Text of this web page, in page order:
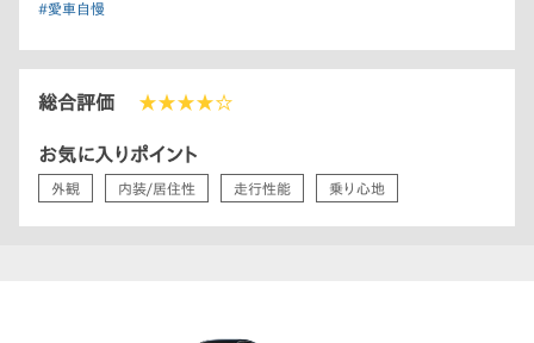
#愛車自慢
総合評価 ★★★★☆
お気に入りポイント
外観 内装/居住性 走行性能 乗り心地